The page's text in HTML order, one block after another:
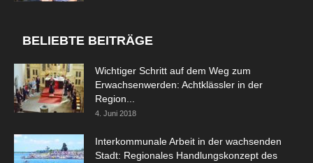
BELIEBTE BEITRÄGE
Wichtiger Schritt auf dem Weg zum
Erwachsenwerden: Achtklässler in der
Region...
4. Juni 2018
Interkommunale Arbeit in der wachsenden
Stadt: Regionales Handlungskonzept des